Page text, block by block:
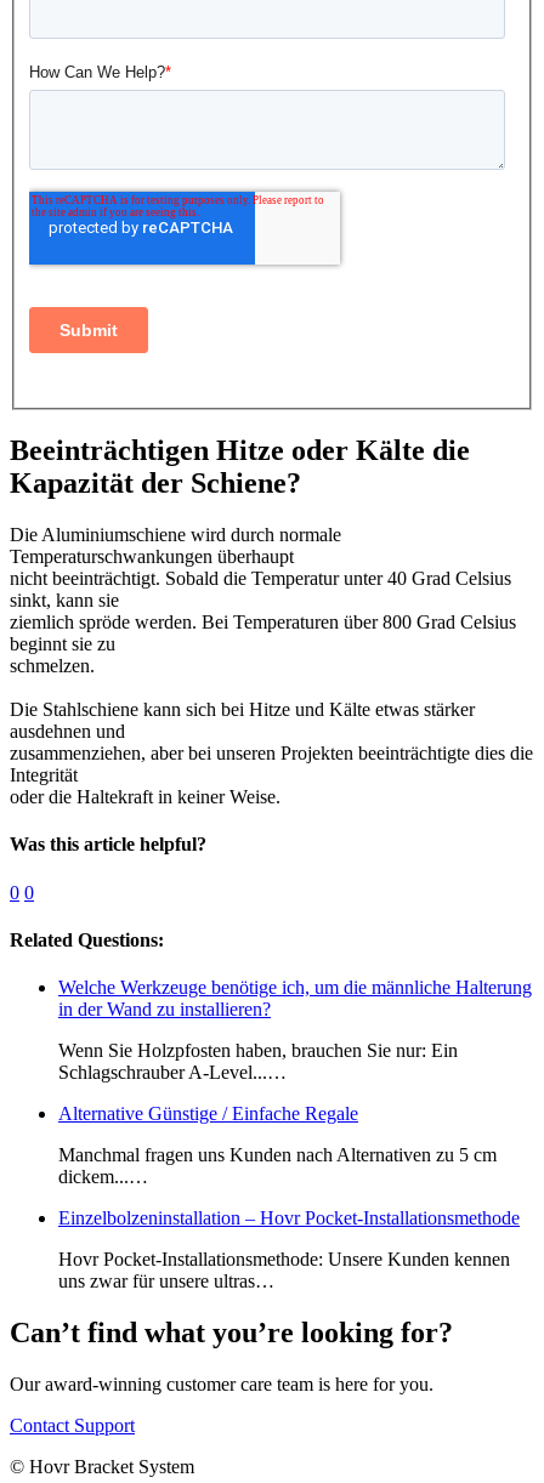
Beeinträchtigen Hitze oder Kälte die
Kapazität der Schiene?
Die Aluminiumschiene wird durch normale
Temperaturschwankungen überhaupt
nicht beeinträchtigt. Sobald die Temperatur unter 40 Grad Celsius
sinkt, kann sie
ziemlich spröde werden. Bei Temperaturen über 800 Grad Celsius
beginnt sie zu
schmelzen.
Die Stahlschiene kann sich bei Hitze und Kälte etwas stärker
ausdehnen und
zusammenziehen, aber bei unseren Projekten beeinträchtigte dies die
Integrität
oder die Haltekraft in keiner Weise.
Was this article helpful?
0 0
Related Questions:
Welche Werkzeuge benötige ich, um die männliche Halterung
in der Wand zu installieren?
Wenn Sie Holzpfosten haben, brauchen Sie nur: Ein
Schlagschrauber A-Level...…
Alternative Günstige / Einfache Regale
Manchmal fragen uns Kunden nach Alternativen zu 5 cm
dickem...…
Einzelbolzeninstallation – Hovr Pocket-Installationsmethode
Hovr Pocket-Installationsmethode: Unsere Kunden kennen
uns zwar für unsere ultras…
Can’t find what you’re looking for?
Our award-winning customer care team is here for you.
Contact Support
© Hovr Bracket System